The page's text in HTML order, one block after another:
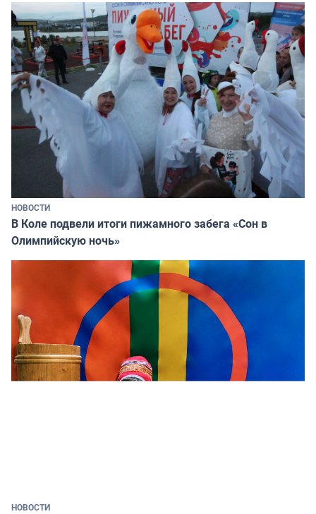
НОВОСТИ
В Коле подвели итоги пижамного забега «Сон в
Олимпийскую ночь»
НОВОСТИ